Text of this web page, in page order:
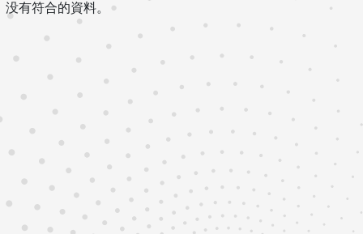
没有符合的資料。